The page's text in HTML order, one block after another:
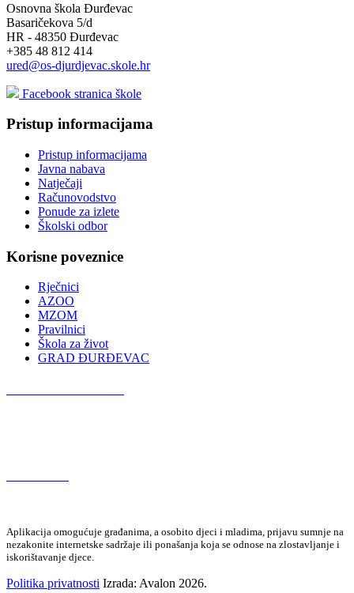
Osnovna škola Đurđevac
Basaričekova 5/d
HR - 48350 Đurđevac
+385 48 812 414
ured@os-djurdjevac.skole.hr
Facebook stranica škole
Pristup informacijama
Pristup informacijama
Javna nabava
Natječaji
Računovodstvo
Ponude za izlete
Školski odbor
Korisne poveznice
Rječnici
AZOO
MZOM
Pravilnici
Škola za život
GRAD ĐURĐEVAC
Aplikacija omogućuje građanima, a osobito djeci i mladima, prijavu sumnje na
nezakonite internetske sadržaje ili ponašanja koja se odnose na zlostavljanje i
iskorištavanje djece.
Politika privatnosti Izrada: Avalon 2026.